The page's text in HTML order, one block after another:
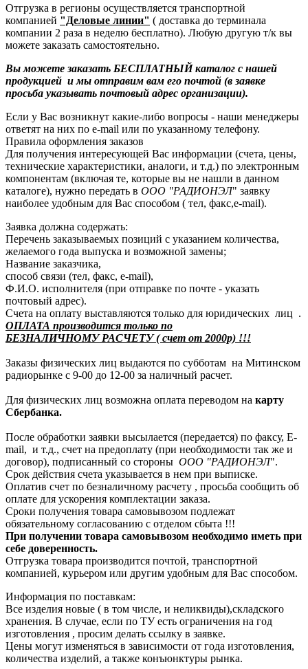
Отгрузка в регионы осуществляется транспортной
компанией "Деловые линии" ( доставка до терминала
компании 2 раза в неделю бесплатно). Любую другую т/к вы
можете заказать самостоятельно.
Вы можете заказать БЕСПЛАТНЫЙ каталог с нашей
продукцией и мы отправим вам его почтой (в заявке
просьба указывать почтовый адрес организации).
Если у Вас возникнут какие-либо вопросы - наши менеджеры
ответят на них по e-mail или по указанному телефону.
Правила оформления заказов
Для получения интересующей Вас информации (счета, цены,
технические характеристики, аналоги, и т.д.) по электронным
компонентам (включая те, которые вы не нашли в данном
каталоге), нужно передать в ООО "РАДИОНЭЛ" заявку
наиболее удобным для Вас способом ( тел, факс,e-mail).
Заявка должна содержать:
Перечень заказываемых позиций с указанием количества,
желаемого года выпуска и возможной замены;
Название заказчика,
способ связи (тел, факс, e-mail),
Ф.И.О. исполнителя (при отправке по почте - указать
почтовый адрес).
Счета на оплату выставляются только для юридических лиц .
ОПЛАТА производится только по
БЕЗНАЛИЧНОМУ РАСЧЕТУ ( счет от 2000р) !!!
Заказы физических лиц выдаются по субботам на Митинском
радиорынке с 9-00 до 12-00 за наличный расчет.
Для физических лиц возможна оплата переводом на карту
Сбербанка.
После обработки заявки высылается (передается) по факсу, E-
mail, и т.д., счет на предоплату (при необходимости так же и
договор), подписанный со стороны ООО "РАДИОНЭЛ".
Срок действия счета указывается в нем при выписке.
Оплатив счет по безналичному расчету , просьба сообщить об
оплате для ускорения комплектации заказа.
Сроки получения товара самовывозом подлежат
обязательному согласованию с отделом сбыта !!!
При получении товара самовывозом необходимо иметь при
себе доверенность.
Отгрузка товара производится почтой, транспортной
компанией, курьером или другим удобным для Вас способом.
Информация по поставкам:
Все изделия новые ( в том числе, и неликвиды),складского
хранения. В случае, если по ТУ есть ограничения на год
изготовления , просим делать ссылку в заявке.
Цены могут изменяться в зависимости от года изготовления,
количества изделий, а также конъюнктуры рынка.